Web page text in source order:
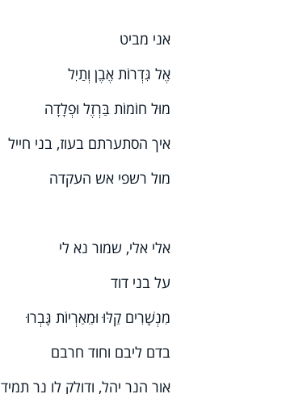
אני מביט
אֶל גִּדְרוֹת אֶבֶן וְתַיִל
מוּל חוֹמוֹת בַּרְזֶל וּפְלָדָה
איך הסתערתם בעוז, בני חייל
מול רשפי אש העקדה
אלי אלי, שמור נא לי
על בני דוד
מִנְשָׁרִים קַלּוּ וּמֵאַרְיוֹת גָּבְרוּ
בדם ליבם וחוד חרבם
אור הנר יהל, ודולק לו נר תמיד